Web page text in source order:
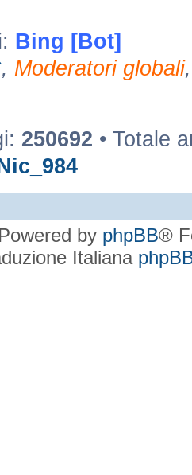
Bing [Bot]
, Moderatori globali
250692 • Totale
Powered by phpBB®
Italiana